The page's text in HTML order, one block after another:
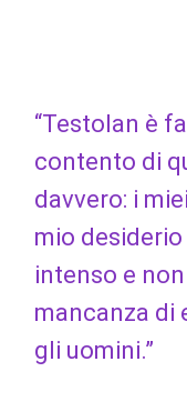
“Testolan è
contento di
davvero: i
mio
intenso e
mancanza di
gli uomini.”